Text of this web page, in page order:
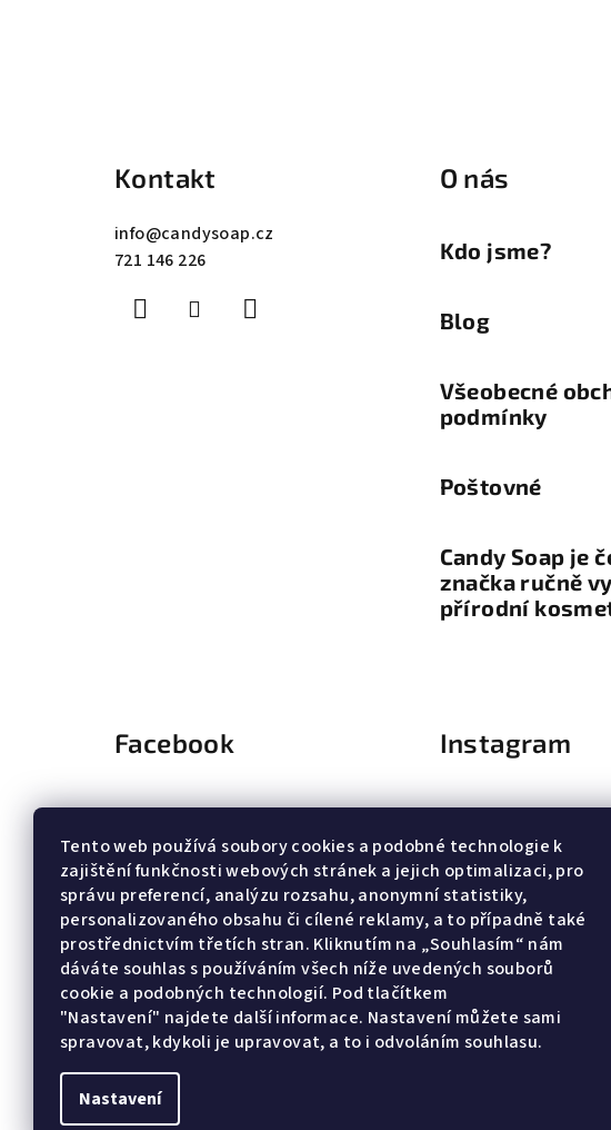
Tento web používá soubory cookies a podobné technologie k
zajištění funkčnosti webových stránek a jejich optimalizaci, pro
správu preferencí, analýzu rozsahu, anonymní statistiky,
personalizovaného obsahu či cílené reklamy, a to případně také
prostřednictvím třetích stran. Kliknutím na „Souhlasím“ nám
dáváte souhlas s používáním všech níže uvedených souborů
cookie a podobných technologií. Pod tlačítkem
"Nastavení" najdete další informace. Nastavení můžete sami
spravovat, kdykoli je upravovat, a to i odvoláním souhlasu.
Nastavení
Kontakt
info@candysoap.cz
721 146 226
O nás
Kdo jsme?
Blog
Všeobecné
podmínky
Poštovné
Candy Soap je
značka ručně
přírodní
Facebook Instagram
Sledovat na